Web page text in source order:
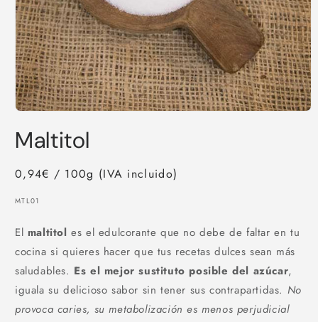
multimedia
1
una
ventana
Maltitol
0,94€ / 100g (IVA incluido)
SKU:
MTL01
El maltitol es el edulcorante que no debe de faltar en tu
cocina si quieres hacer que tus recetas dulces sean más
saludables. Es el mejor sustituto posible del azúcar,
iguala su delicioso sabor sin tener sus contrapartidas. No
provoca caries, su metabolización es menos perjudicial